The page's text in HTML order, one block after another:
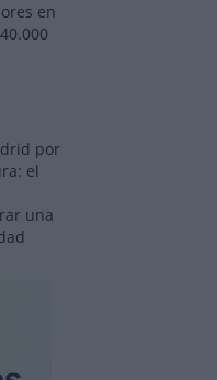
en
por
el
una